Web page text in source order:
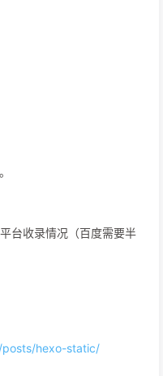
台收录情况（百度需要半
hexo-static/